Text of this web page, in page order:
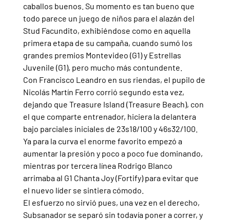
caballos buenos. Su momento es tan bueno que
todo parece un juego de niños para el alazán del
Stud Facundito, exhibiéndose como en aquella
primera etapa de su campaña, cuando sumó los
grandes premios Montevideo (G1) y Estrellas
Juvenile (G1), pero mucho más contundente.
Con Francisco Leandro en sus riendas, el pupilo de
Nicolás Martín Ferro corrió segundo esta vez,
dejando que Treasure Island (Treasure Beach), con
el que comparte entrenador, hiciera la delantera
bajo parciales iniciales de 23s18/100 y 46s32/100.
Ya para la curva el enorme favorito empezó a
aumentar la presión y poco a poco fue dominando,
mientras por tercera línea Rodrigo Blanco
arrimaba al G1 Chanta Joy (Fortify) para evitar que
el nuevo líder se sintiera cómodo.
El esfuerzo no sirvió pues, una vez en el derecho,
Subsanador se separó sin todavía poner a correr, y